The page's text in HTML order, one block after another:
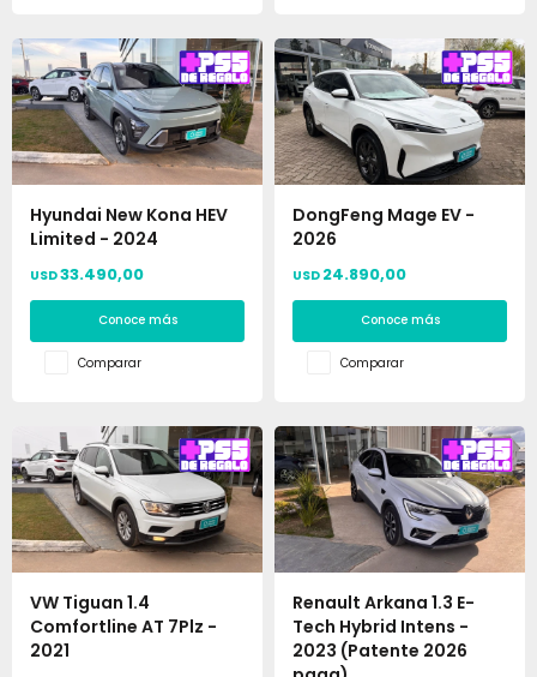
Hyundai New Kona HEV
Limited - 2024
USD33.490,00
Conoce más
Comparar
DongFeng Mage EV -
2026
USD 24.890,00
Conoce más
Comparar
VW Tiguan 1.4
Comfortline AT 7Plz -
2021
Renault Arkana 1.3 E-
Tech Hybrid Intens -
2023 (Patente 2026